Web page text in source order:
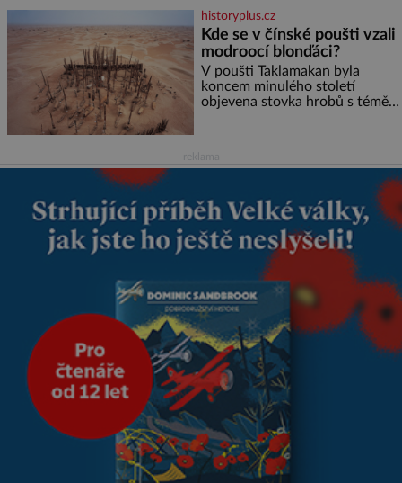
cestujícím devět dalších
destinací v jižní a střední Africe
a u
historyplus.cz
Kde se v čínské poušti vzali
modroocí blonďáci?
V poušti Taklamakan byla
koncem minulého století
objevena stovka hrobů s téměř
modrou filcovou čapkou, z níž
se draly blonďaté vlásky. Fakt,
že jsou těla dávných lidí
nesmírně dobře zachovalá,
přičítají odborníci zdejším
klimatickým podmínkám.
Sucho, prosolené písky a
extrémně